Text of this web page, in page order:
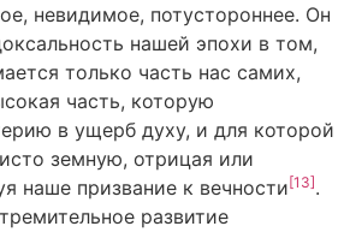
невидимое, потустороннее. Он
нашей эпохи в том,
только часть нас самих,
часть, которую
в ущерб духу, и для которой
земную, отрицая или
наше призвание к вечности[13].
развитие